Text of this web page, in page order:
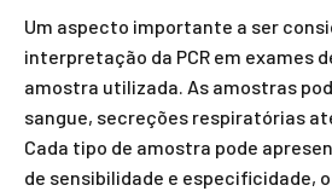
Um aspecto importante a ser
interpretação da PCR em exames
amostra utilizada. As amostras
sangue, secreções respiratórias
Cada tipo de amostra pode
de sensibilidade e especificidade,